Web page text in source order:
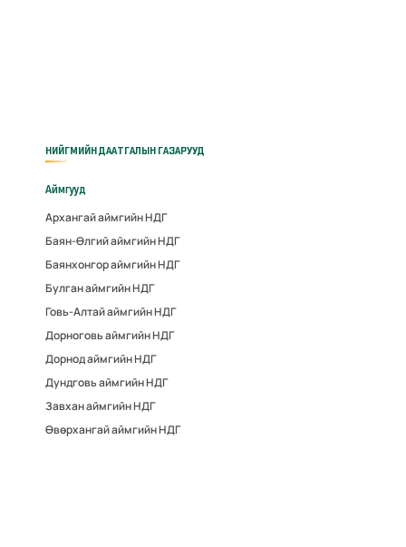
НИЙГМИЙН ДААТГАЛЫН ГАЗАРУУД
Аймгууд
Архангай аймгийн НДГ
Баян-Өлгий аймгийн НДГ
Баянхонгор аймгийн НДГ
Булган аймгийн НДГ
Говь-Алтай аймгийн НДГ
Дорноговь аймгийн НДГ
Дорнод аймгийн НДГ
Дундговь аймгийн НДГ
Завхан аймгийн НДГ
Өвөрхангай аймгийн НДГ